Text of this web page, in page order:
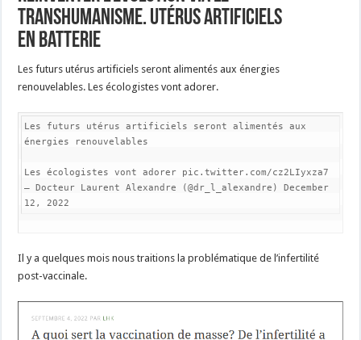
transhumanisme. Utérus artificiels
en batterie
Les futurs utérus artificiels seront alimentés aux énergies
renouvelables. Les écologistes vont adorer.
Les futurs utérus artificiels seront alimentés aux
énergies renouvelables
Les écologistes vont adorer pic.twitter.com/cz2LIyxza7
— Docteur Laurent Alexandre (@dr_l_alexandre) December
12, 2022
Il y a quelques mois nous traitions la problématique de l’infertilité
post-vaccinale.